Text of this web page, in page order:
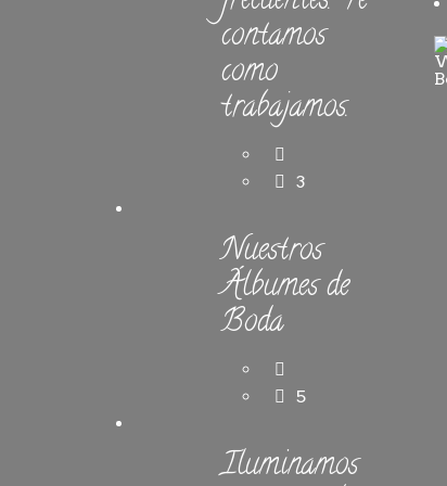
contamos
como
trabajamos.
3
Nuestros
Álbumes de
Boda
5
Iluminamos